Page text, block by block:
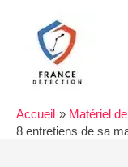
contenu
Accueil
Matériel
8 entretiens de sa